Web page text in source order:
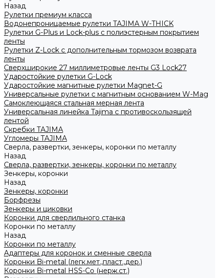
Назад
Рулетки премиум класса
Водонепроницаемые рулетки TAJIMA W-THICK
Рулетки G-Plus и Lock-plus с полиэстерным покрытием
ленты
Рулетки Z-Lock с дополнительным тормозом возврата
ленты
Сверхширокие 27 миллиметровые ленты G3 Lock27
Ударостойкие рулетки G-Lock
Ударостойкие магнитные рулетки Magnet-G
Универсальные рулетки с магнитным основанием W-Mag
Самоклеющаяся стальная мерная лента
Универсальная линейка Tajima с противоскользящей
лентой
Скребки TAJIMA
Угломеры TAJIMA
Сверла, развертки, зенкеры, коронки по металлу
Назад
Сверла, развертки, зенкеры, коронки по металлу
Зенкеры, коронки
Назад
Зенкеры, коронки
Борфрезы
Зенкеры и циковки
Коронки для сверлильного станка
Коронки по металлу
Назад
Коронки по металлу
Адаптеры для коронок и сменные сверла
Коронки Bi-metal (легк.мет.,пласт.,дер.)
Коронки Bi-metal HSS-Co (нерж.ст.)